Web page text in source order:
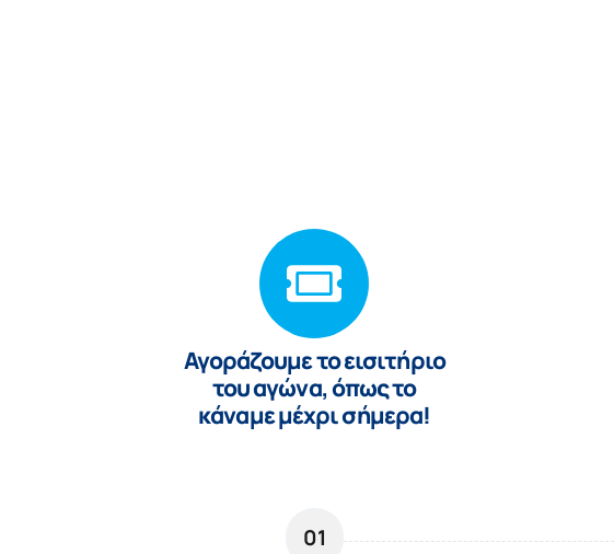
Αγoράζουμε το εισιτήριο
του αγώνα, όπως το
κάναμε μέχρι σήμερα!
01